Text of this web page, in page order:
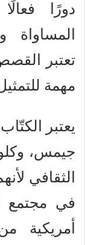
دورًا
المساواة
تعتبر
مهمة
يعتبر
جيمس،
الثقافي
في مجتمع
أمريكية